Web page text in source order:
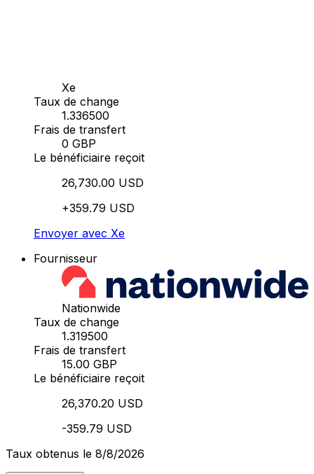
Xe
Taux de change
1.336500
Frais de transfert
0 GBP
Le bénéficiaire reçoit
26,730.00 USD
+359.79 USD
Envoyer avec Xe
Fournisseur
Nationwide
Taux de change
1.319500
Frais de transfert
15.00 GBP
Le bénéficiaire reçoit
26,370.20 USD
-359.79 USD
Taux obtenus le 8/8/2026